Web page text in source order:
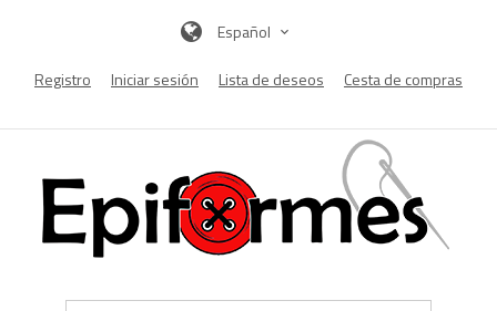
Español
Registro Iniciar sesión Lista de deseos Cesta de compras